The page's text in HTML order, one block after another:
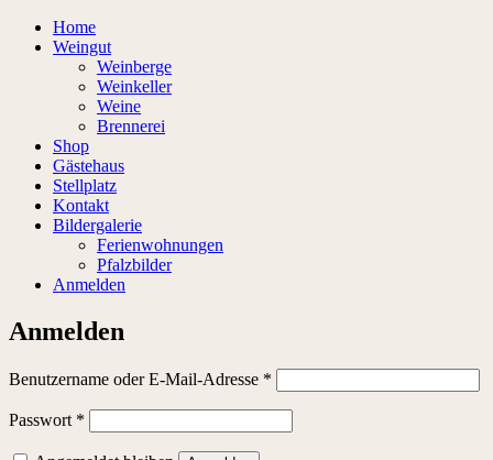
Home
Weingut
Weinberge
Weinkeller
Weine
Brennerei
Shop
Gästehaus
Stellplatz
Kontakt
Bildergalerie
Ferienwohnungen
Pfalzbilder
Anmelden
Anmelden
Benutzername oder E-Mail-Adresse *
Passwort *